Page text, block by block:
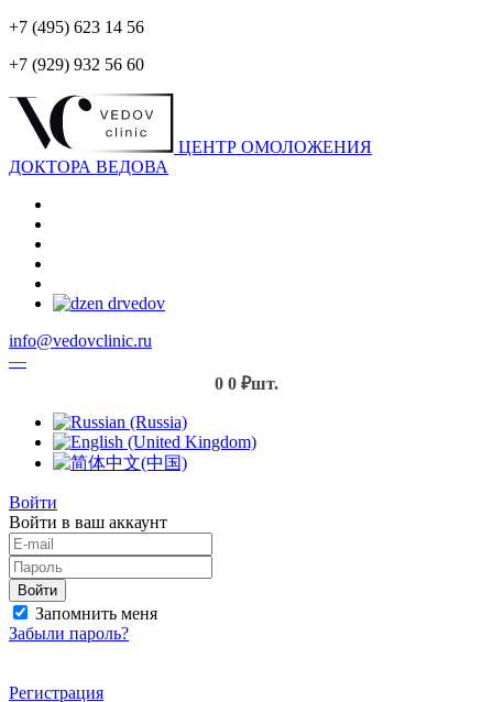
+7 (495) 623 14 56
+7 (929) 932 56 60
ЦЕНТР ОМОЛОЖЕНИЯ
ДОКТОРА ВЕДОВА
info@vedovclinic.ru
—
0 0 ₽шт.
Войти
Войти в ваш аккаунт
Войти
Запомнить меня
Забыли пароль?
Регистрация